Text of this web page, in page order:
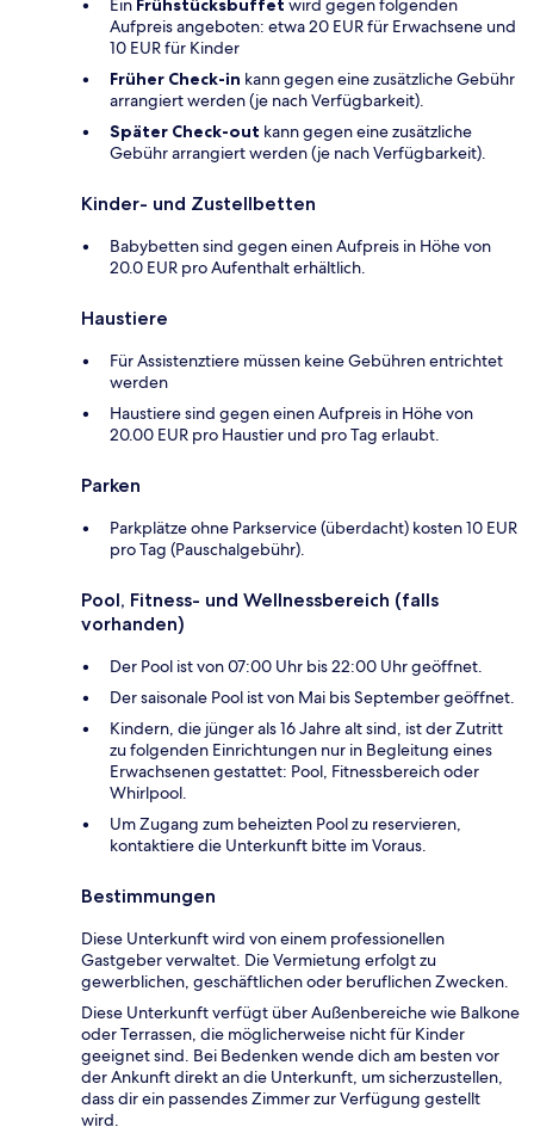
Ein Frühstücksbuffet wird gegen folgenden
Aufpreis angeboten: etwa 20 EUR für Erwachsene und
10 EUR für Kinder
Früher Check-in kann gegen eine zusätzliche Gebühr
arrangiert werden (je nach Verfügbarkeit).
Später Check-out kann gegen eine zusätzliche
Gebühr arrangiert werden (je nach Verfügbarkeit).
Kinder- und Zustellbetten
Babybetten sind gegen einen Aufpreis in Höhe von
20.0 EUR pro Aufenthalt erhältlich.
Haustiere
Für Assistenztiere müssen keine Gebühren entrichtet
werden
Haustiere sind gegen einen Aufpreis in Höhe von
20.00 EUR pro Haustier und pro Tag erlaubt.
Parken
Parkplätze ohne Parkservice (überdacht) kosten 10 EUR
pro Tag (Pauschalgebühr).
Pool, Fitness- und Wellnessbereich (falls
vorhanden)
Der Pool ist von 07:00 Uhr bis 22:00 Uhr geöffnet.
Der saisonale Pool ist von Mai bis September geöffnet.
Kindern, die jünger als 16 Jahre alt sind, ist der Zutritt
zu folgenden Einrichtungen nur in Begleitung eines
Erwachsenen gestattet: Pool, Fitnessbereich oder
Whirlpool.
Um Zugang zum beheizten Pool zu reservieren,
kontaktiere die Unterkunft bitte im Voraus.
Bestimmungen
Diese Unterkunft wird von einem professionellen
Gastgeber verwaltet. Die Vermietung erfolgt zu
gewerblichen, geschäftlichen oder beruflichen Zwecken.
Diese Unterkunft verfügt über Außenbereiche wie Balkone
oder Terrassen, die möglicherweise nicht für Kinder
geeignet sind. Bei Bedenken wende dich am besten vor
der Ankunft direkt an die Unterkunft, um sicherzustellen,
dass dir ein passendes Zimmer zur Verfügung gestellt
wird.